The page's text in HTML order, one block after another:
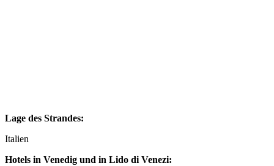
Lage des Strandes:
Italien
Hotels in Venedig und in Lido di Venezi: